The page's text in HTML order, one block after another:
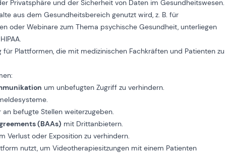
Privatsphäre und der Sicherheit von Daten im Gesundheitswesen.
aus dem Gesundheitsbereich genutzt wird, z. B. für
oder Webinare zum Thema psychische Gesundheit, unterliegen
Plattformen, die mit medizinischen Fachkräften und Patienten zu
um unbefugten Zugriff zu verhindern.
befugte Stellen weiterzugeben.
(BAAs) mit Drittanbietern.
Verlust oder Exposition zu verhindern.
nutzt, um Videotherapiesitzungen mit einem Patienten